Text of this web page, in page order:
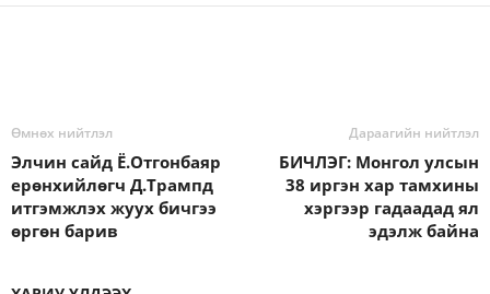
Өмнөх нийтлэл
Элчин сайд Ё.Отгонбаяр
ерөнхийлөгч Д.Трампд
итгэмжлэх жуух бичгээ
өргөн барив
Дараагийн нийтлэл
БИЧЛЭГ: Монгол улсын
38 иргэн хар тамхины
хэргээр гадаадад ял
эдэлж байна